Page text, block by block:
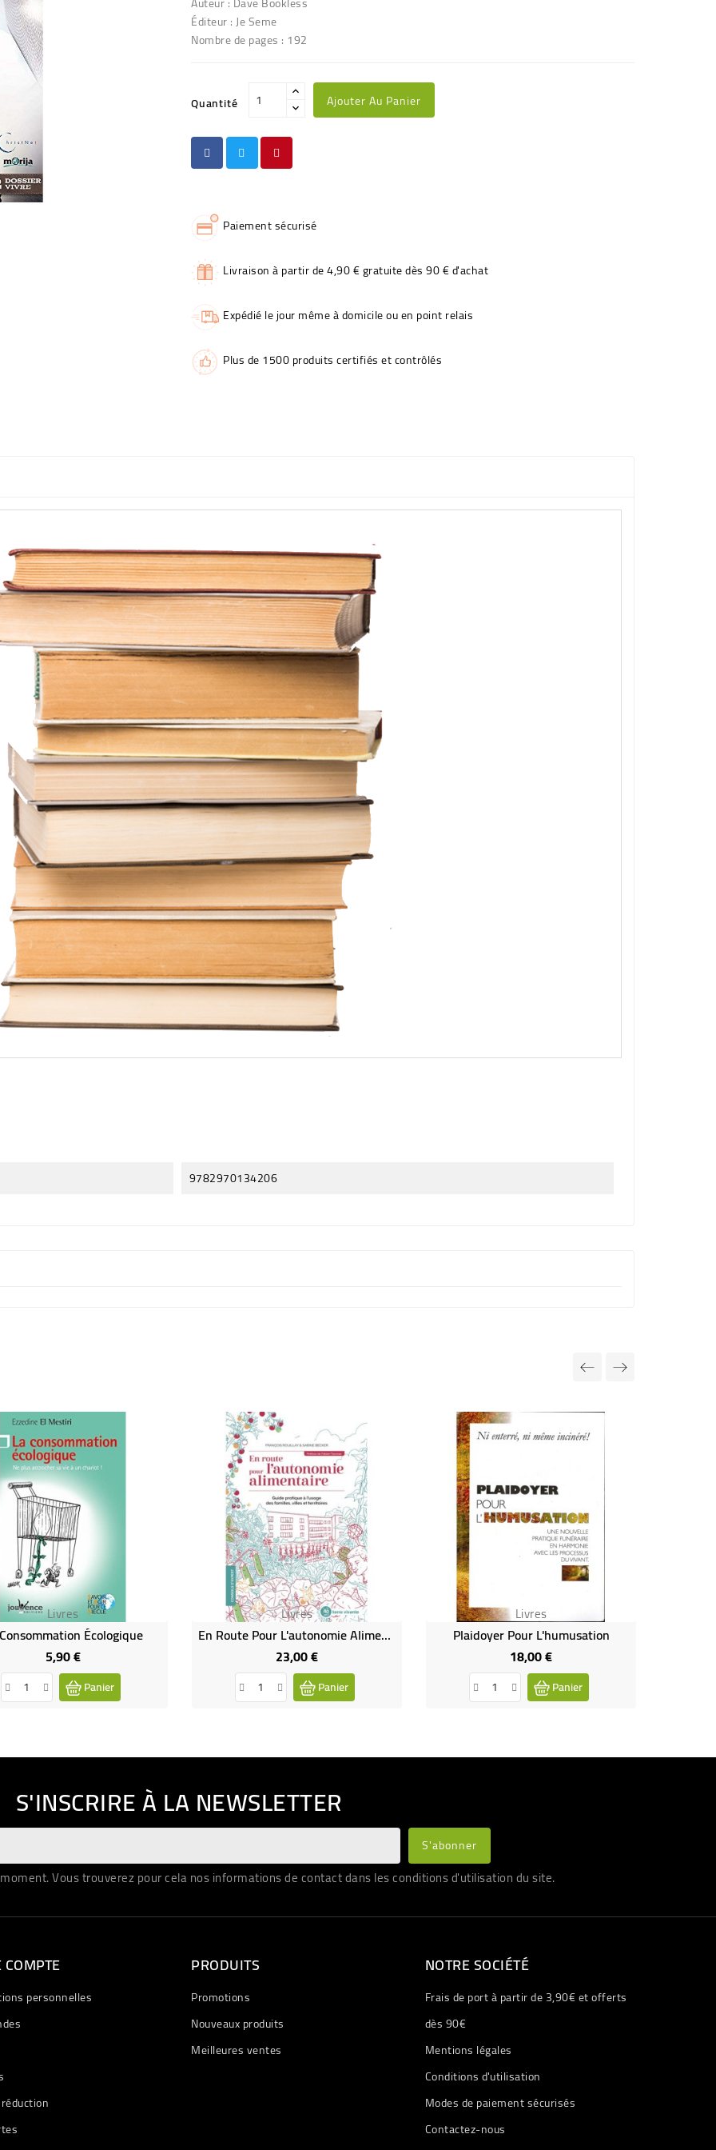
Éditeur : Je Seme
Nombre de pages : 192
Quantité Ajouter Au Panier
Paiement sécurisé
Livraison à partir de 4,90 € gratuite dès 90 € d'achat
Expédié le jour même à domicile ou en point relais
Plus de 1500 produits certifiés et contrôlés
9782970134206
Livres
Écologique
5,90 €Prix
Panier
Livres
En Route Pour L'autonomie Alimentaire
23,00 €Prix
Panier
Livres
Plaidoyer Pour L'humusation
18,00 €Prix
Panier
S'INSCRIRE À LA NEWSLETTER
Vous trouverez pour cela nos informations de contact dans les conditions d'utilisation du site.
personnelles
PRODUITS
Promotions
Nouveaux produits
Meilleures ventes
NOTRE SOCIÉTÉ
Frais de port à partir de 3,90€ et offerts
dès 90€
Mentions légales
Conditions d'utilisation
Modes de paiement sécurisés
Contactez-nous